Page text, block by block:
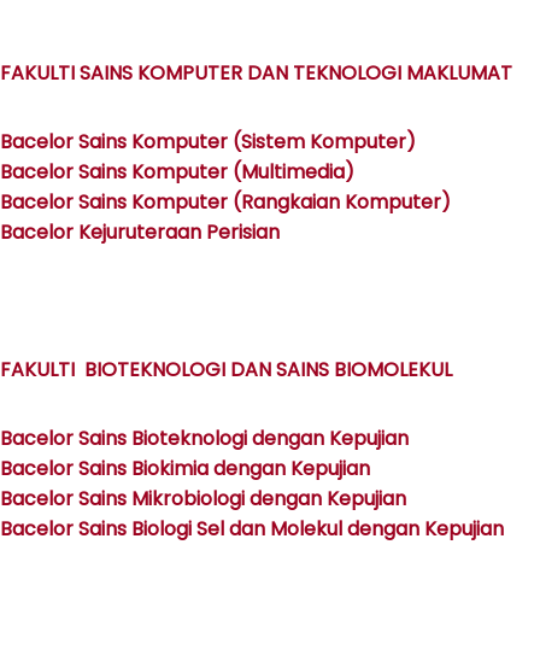
FAKULTI SAINS KOMPUTER DAN TEKNOLOGI MAKLUMAT
Bacelor Sains Komputer (Sistem Komputer)
Bacelor Sains Komputer (Multimedia)
Bacelor Sains Komputer (Rangkaian Komputer)
Bacelor Kejuruteraan Perisian
FAKULTI BIOTEKNOLOGI DAN SAINS BIOMOLEKUL
Bacelor Sains Bioteknologi dengan Kepujian
Bacelor Sains Biokimia dengan Kepujian
Bacelor Sains Mikrobiologi dengan Kepujian
Bacelor Sains Biologi Sel dan Molekul dengan Kepujian